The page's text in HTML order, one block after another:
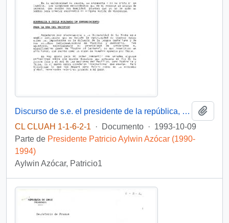
Discurso de s.e. el presidente de la república, D. Patricio Aylwin Azócar, en Universidad la Trobe, Melbourne
CL CLUAH 1-1-6-2-1
· Documento · 1993-10-09
Parte de Presidente Patricio Aylwin Azócar (1990-
1994)
Aylwin Azócar, Patricio1